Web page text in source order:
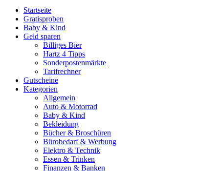
Startseite
Gratisproben
Baby & Kind
Geld sparen
Billiges Bier
Hartz 4 Tipps
Sonderpostenmärkte
Tarifrechner
Gutscheine
Kategorien
Allgemein
Auto & Motorrad
Baby & Kind
Bekleidung
Bücher & Broschüren
Bürobedarf & Werbung
Elektro & Technik
Essen & Trinken
Finanzen & Banken